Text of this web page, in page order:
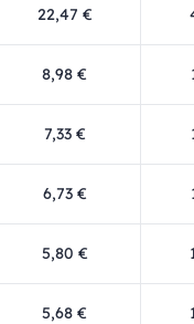
22,47 €
8,98 €
7,33 €
6,73 €
5,80 €
5,68 €